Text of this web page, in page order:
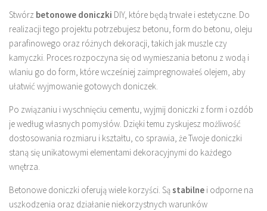
Stwórz betonowe doniczki DIY, które będą trwałe i estetyczne. Do
realizacji tego projektu potrzebujesz betonu, form do betonu, oleju
parafinowego oraz różnych dekoracji, takich jak muszle czy
kamyczki. Proces rozpoczyna się od wymieszania betonu z wodą i
wlaniu go do form, które wcześniej zaimpregnowałeś olejem, aby
ułatwić wyjmowanie gotowych doniczek.
Po związaniu i wyschnięciu cementu, wyjmij doniczki z form i ozdób
je według własnych pomysłów. Dzięki temu zyskujesz możliwość
dostosowania rozmiaru i kształtu, co sprawia, że Twoje doniczki
staną się unikatowymi elementami dekoracyjnymi do każdego
wnętrza.
Betonowe doniczki oferują wiele korzyści. Sąstabilne i odporne na
uszkodzenia oraz działanie niekorzystnych warunków